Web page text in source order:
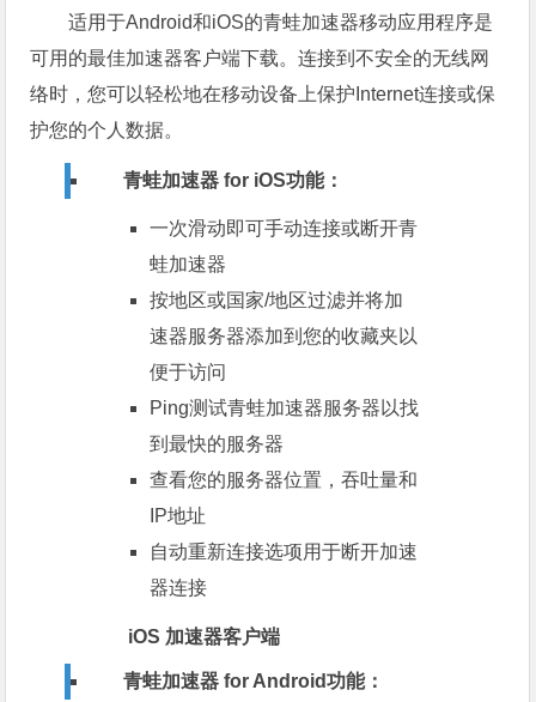
适用于Android和iOS的青蛙加速器移动应用程序是
可用的最佳加速器客户端下载。连接到不安全的无线网
络时，您可以轻松地在移动设备上保护Internet连接或保
护您的个人数据。
青蛙加速器 for iOS功能：
一次滑动即可手动连接或断开青
蛙加速器
按地区或国家/地区过滤并将加
速器服务器添加到您的收藏夹以
便于访问
Ping测试青蛙加速器服务器以找
到最快的服务器
查看您的服务器位置，吞吐量和
IP地址
自动重新连接选项用于断开加速
器连接
iOS 加速器客户端
青蛙加速器 for Android功能：